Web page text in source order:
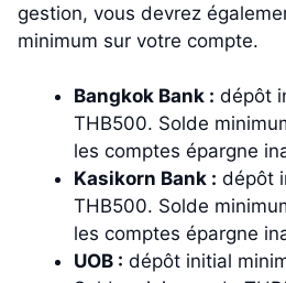
gestion, vous devrez
minimum sur votre compte.
Bangkok Bank : dépôt
THB500. Solde
les comptes épargne
Kasikorn Bank : dépôt
THB500. Solde
les comptes épargne
UOB : dépôt initial